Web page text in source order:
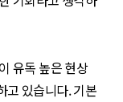
유독 높은 현상
고 있습니다. 기본